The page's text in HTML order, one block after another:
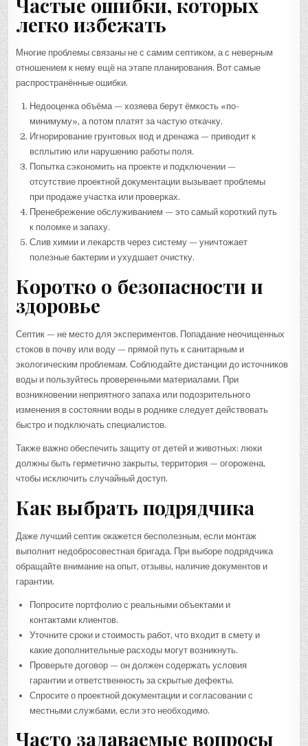
легко избежать
Многие проблемы связаны не с самим септиком, а с неверным
отношением к нему ещё на этапе планирования. Вот самые
распространённые ошибки.
Недооценка объёма — хозяева берут ёмкость «по-
минимуму», а потом платят за частую откачку.
Игнорирование грунтовых вод и дренажа — приводит к
всплытию или нарушению работы поля.
Попытка сэкономить на проекте и подключении —
отсутствие проектной документации вызывает проблемы
при продаже участка или проверках.
Пренебрежение обслуживанием — это самый короткий путь
к поломке и запаху.
Слив химии и лекарств через систему — уничтожает
полезные бактерии и ухудшает очистку.
Коротко о безопасности и
здоровье
Септик — не место для экспериментов. Попадание неочищенных
стоков в почву или воду — прямой путь к санитарным и
экологическим проблемам. Соблюдайте дистанции до источников
воды и пользуйтесь проверенными материалами. При
возникновении неприятного запаха или подозрительного
изменения в состоянии воды в роднике следует действовать
быстро и подключать специалистов.
Также важно обеспечить защиту от детей и животных: люки
должны быть герметично закрыты, территория — огорожена,
чтобы исключить случайный доступ.
Как выбрать подрядчика
Даже лучший септик окажется бесполезным, если монтаж
выполнит недобросовестная бригада. При выборе подрядчика
обращайте внимание на опыт, отзывы, наличие документов и
гарантии.
Попросите портфолио с реальными объектами и
контактами клиентов.
Уточните сроки и стоимость работ, что входит в смету и
какие дополнительные расходы могут возникнуть.
Проверьте договор — он должен содержать условия
гарантии и ответственность за скрытые дефекты.
Спросите о проектной документации и согласовании с
местными службами, если это необходимо.
Часто задаваемые вопросы